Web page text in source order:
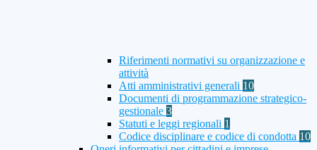
Riferimenti normativi su organizzazione e
attività
Atti amministrativi generali 10
Documenti di programmazione strategico-
gestionale 3
Statuti e leggi regionali 1
Codice disciplinare e codice di condotta 10